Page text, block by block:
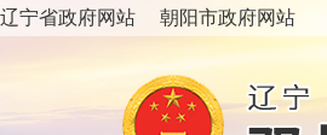
辽宁省政府网站 朝阳市政府网站